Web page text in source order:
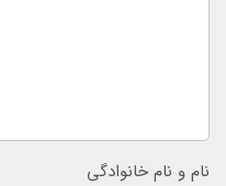
نام و نام خانوادگی